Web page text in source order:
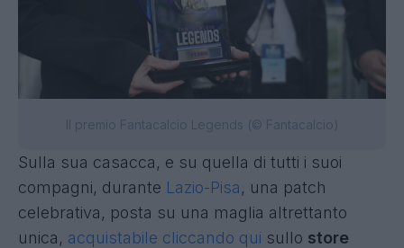
Sulla sua casacca, e su quella di tutti i suoi
compagni, durante Lazio-Pisa, una patch
celebrativa, posta su una maglia altrettanto
unica, acquistabile cliccando qui sullo store